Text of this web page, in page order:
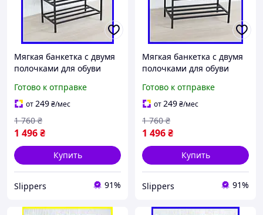
Мягкая банкетка с двумя
полочками для обуви
лавка для обуви в
прихожую лофт
Готово к отправке
от249₴/мес
1 496₴
1 760 ₴
Купить
Slippers 91%
Мягкая банкетка с двумя
полочками для обуви
пуф лавка для обуви в
прихожую лофт
Готово к отправке
от249₴/мес
1 496₴
1 760 ₴
Купить
Slippers 91%